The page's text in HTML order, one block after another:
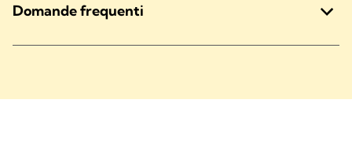
Domande frequenti